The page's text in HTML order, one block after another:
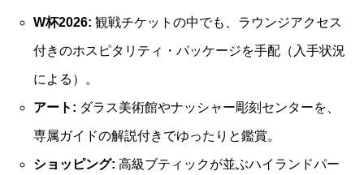
W杯2026: 観戦チケットの中でも、ラウンジアクセス
付きのホスピタリティ・パッケージを手配（入手状況
による）。
アート: ダラス美術館やナッシャー彫刻センターを、
専属ガイドの解説付きでゆったりと鑑賞。
ショッピング: 高級ブティックが並ぶハイランドパー